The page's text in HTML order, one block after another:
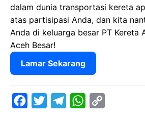
dalam dunia transportasi kereta
atas partisipasi Anda, dan kita
Anda di keluarga besar PT Kereta
Aceh Besar!
Lamar Sekarang
W